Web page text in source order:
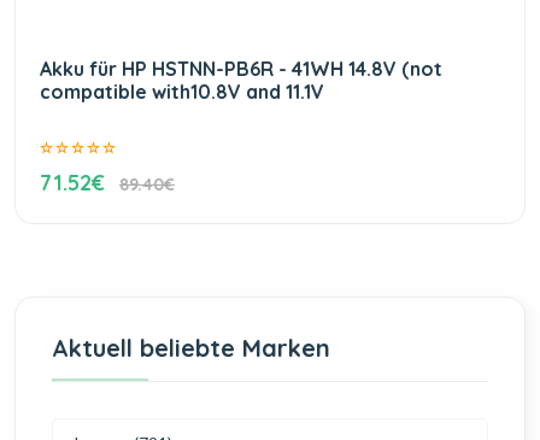
Akku für HP HSTNN-PB6R - 41WH 14.8V (not
compatible with10.8V and 11.1V
71.52€ 89.40€
Aktuell beliebte Marken